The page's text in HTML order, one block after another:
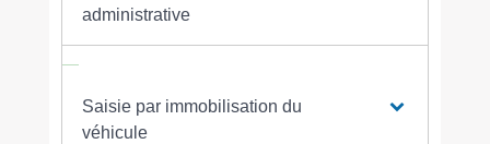
administrative
Saisie par immobilisation du
véhicule